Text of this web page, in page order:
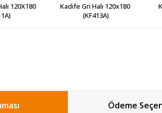
120X180
Kadife Gri Halı 120x180
(KF413A)
Ödeme